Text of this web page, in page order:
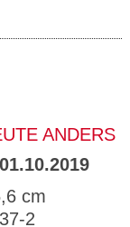
ANDERS
01.10.2019
cm
2